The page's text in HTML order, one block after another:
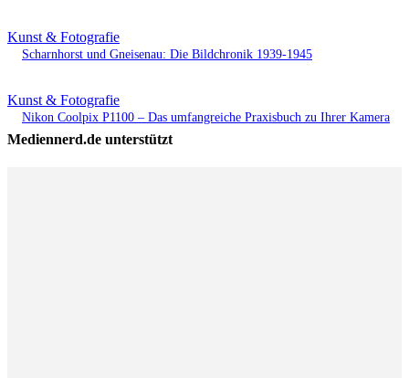
Kunst & Fotografie
Scharnhorst und Gneisenau: Die Bildchronik 1939-1945
Kunst & Fotografie
Nikon Coolpix P1100 – Das umfangreiche Praxisbuch zu Ihrer Kamera
Mediennerd.de unterstützt